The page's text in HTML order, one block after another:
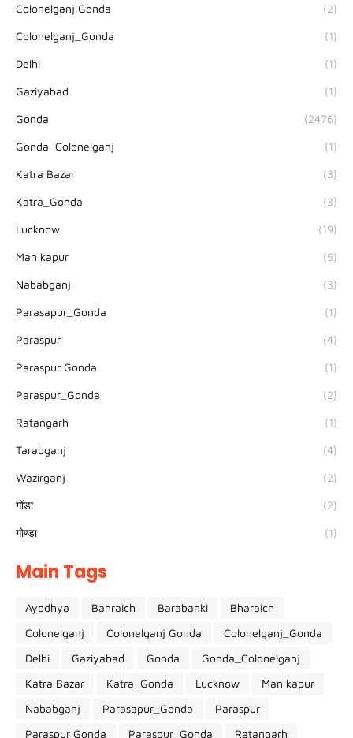
Colonelganj Gonda (2)
Colonelganj_Gonda (1)
Delhi (1)
Gaziyabad (1)
Gonda (2476)
Gonda_Colonelganj (1)
Katra Bazar (3)
Katra_Gonda (3)
Lucknow (19)
Man kapur (5)
Nababganj (3)
Parasapur_Gonda (1)
Paraspur (4)
Paraspur Gonda (1)
Paraspur_Gonda (2)
Ratangarh (1)
Tarabganj (4)
Wazirganj (2)
गोंडा (2)
गोण्डा (1)
Main Tags
Ayodhya Bahraich Barabanki
Bharaich
Colonelganj
Colonelganj Gonda
Colonelganj_Gonda
Delhi
Gaziyabad Gonda
Gonda_Colonelganj
Katra Bazar
Katra_Gonda Lucknow
Man kapur
Nababganj
Parasapur_Gonda
Paraspur
Paraspur Gonda
Paraspur_Gonda Ratangarh